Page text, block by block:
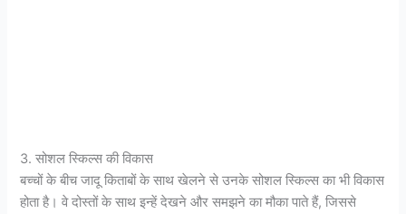
3. सोशल स्किल्स की विकास
बच्चों के बीच जादू किताबों के साथ खेलने से उनके सोशल स्किल्स का भी विकास
होता है। वे दोस्तों के साथ इन्हें देखने और समझने का मौका पाते हैं, जिससे